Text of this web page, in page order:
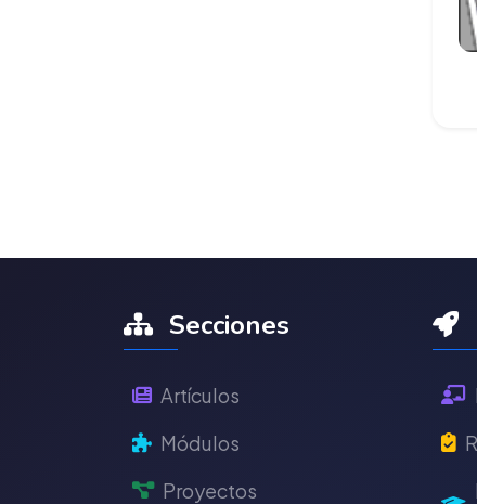
Secciones
Artículos
Módulos
Proyectos